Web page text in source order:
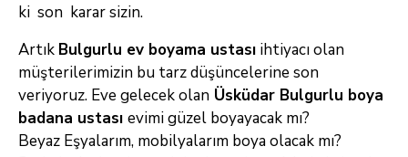
ki son karar sizin.
Artık Bulgurlu ev boyama ustası ihtiyacı olan
müşterilerimizin bu tarz düşüncelerine son
veriyoruz. Eve gelecek olan Üsküdar Bulgurlu boya
badana ustası evimi güzel boyayacak mı?
Beyaz Eşyalarım, mobilyalarım boya olacak mı?